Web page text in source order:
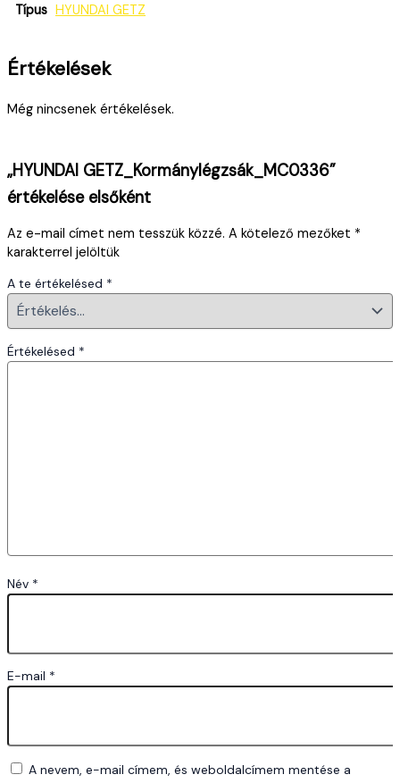
Típus HYUNDAI GETZ
Értékelések
Még nincsenek értékelések.
„HYUNDAI GETZ_Kormánylégzsák_MC0336”
értékelése elsőként
Az e-mail címet nem tesszük közzé. A kötelező mezőket *
karakterrel jelöltük
A te értékelésed *
Értékelésed *
Név *
E-mail *
A nevem, e-mail címem, és weboldalcímem mentése a